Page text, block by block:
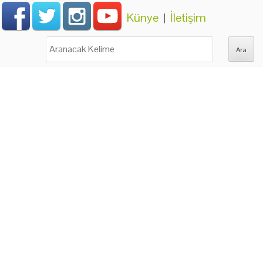
Künye | İletişim